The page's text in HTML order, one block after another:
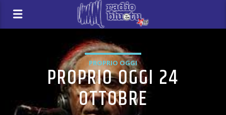
PROPRIO OGGI
PROPRIO OGGI 24
OTTOBRE